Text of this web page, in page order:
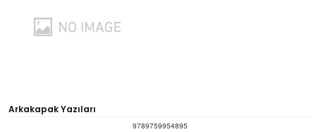
Arkakapak Yazıları
9789759954895